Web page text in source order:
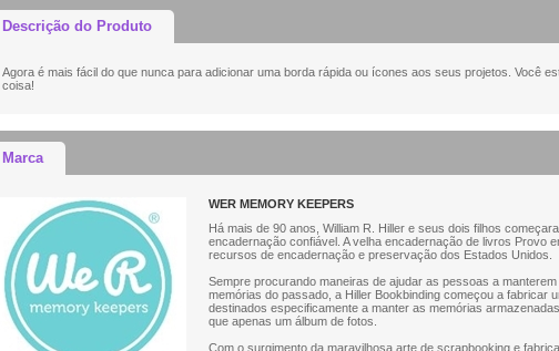
Descrição do Produto
Agora é mais fácil do que nunca para adicionar uma borda rápida ou ícones aos seus projetos. Você
coisa!
Marca
WER MEMORY KEEPERS
Há mais de 90 anos, William R. Hiller e seus dois filhos
encadernação confiável. A velha encadernação de livros Provo
recursos de encadernação e preservação dos Estados Unidos.
Sempre procurando maneiras de ajudar as pessoas a
memórias do passado, a Hiller Bookbinding começou a fabricar
destinados especificamente a manter as memórias
que apenas um álbum de fotos.
Com o surgimento da maravilhosa arte de scrapbooking e